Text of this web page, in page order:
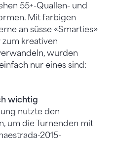
55+-Quallen- und
Mit farbigen
an süsse «Smarties»
kreativen
wurden
nur eines sind:
wichtig
nutzte den
um die Turnenden mit
2015-